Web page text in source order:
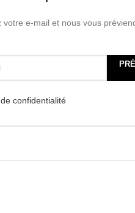
votre e-mail et nous vous
confidentialité